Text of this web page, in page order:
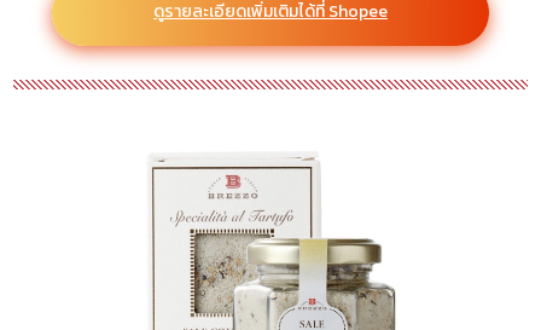
ดูรายละเอียดเพิ่มเติมได้ที่ Shopee